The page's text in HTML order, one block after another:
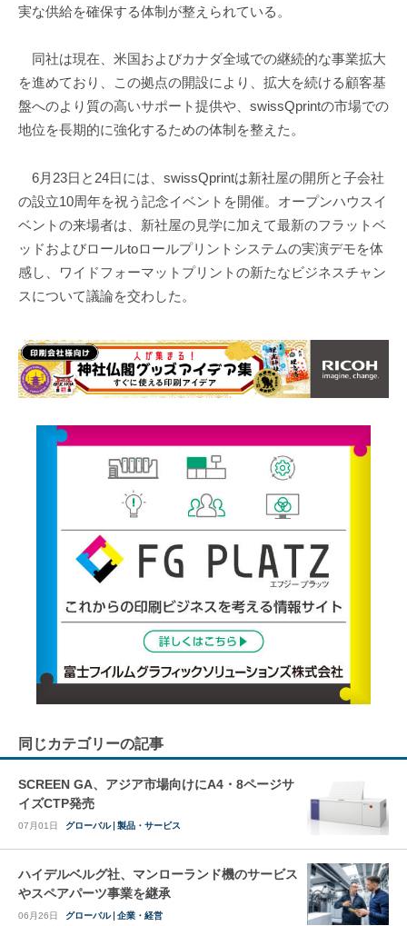
実な供給を確保する体制が整えられている。
同社は現在、⽶国およびカナダ全域での継続的な事業拡⼤
を進めており、この拠点の開設により、拡⼤を続ける顧客基
盤へのより質の⾼いサポート提供や、swissQprintの市場での
地位を⻑期的に強化するための体制を整えた。
6⽉23⽇と24⽇には、swissQprintは新社屋の開所と⼦会社
の設⽴10周年を祝う記念イベントを開催。オープンハウスイ
ベントの来場者は、新社屋の⾒学に加えて最新のフラットベ
ッドおよびロールtoロールプリントシステムの実演デモを体
感し、ワイドフォーマットプリントの新たなビジネスチャン
スについて議論を交わした。
同じカテゴリーの記事
SCREEN GA、アジア市場向けにA4・8ページサ
イズCTP発売
07月01日 グローバル 製品・サービス
ハイデルベルグ社、マンローランド機のサービス
やスペアパーツ事業を継承
06月26日 グローバル 企業・経営